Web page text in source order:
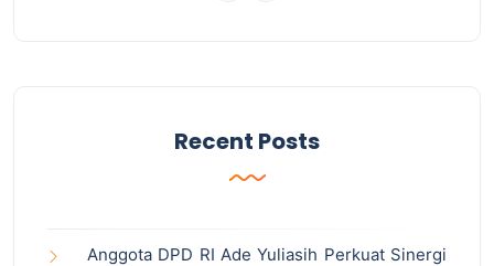
Recent Posts
Anggota DPD RI Ade Yuliasih Perkuat Sinergi